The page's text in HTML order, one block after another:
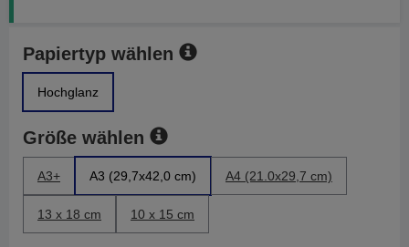
Papiertyp wählen
Hochglanz
Größe wählen
A3+ A3 (29,7x42,0 cm) A4 (21.0x29,7 cm)
13 x 18 cm 10 x 15 cm